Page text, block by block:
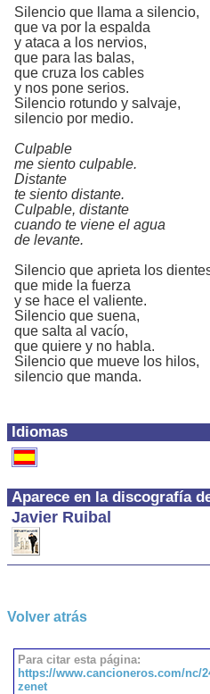
Idiomas
Aparece en la discografía
Javier Ruibal
Silencio que llama a silencio,
que va por la espalda
y ataca a los nervios,
que para las balas,
que cruza los cables
y nos pone serios.
Silencio rotundo y salvaje,
silencio por medio.
Culpable
me siento culpable.
Distante
te siento distante.
Culpable, distante
cuando te viene el agua
de levante.
Silencio que aprieta los
que mide la fuerza
y se hace el valiente.
Silencio que suena,
que salta al vacío,
que quiere y no habla.
Silencio que mueve los hilos,
silencio que manda.
Volver atrás
Para citar esta página:
https://www.cancioneros.com/nc/
zenet